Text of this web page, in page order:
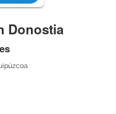
Donostia